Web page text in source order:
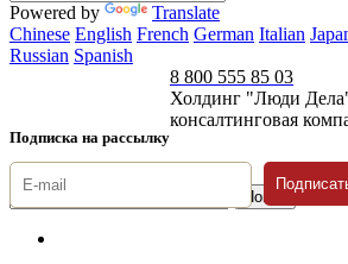
Powered by
Translate
Chinese English French German Italian
Russian Spanish
Подписка на рассылку
8 800 555 85 03
Холдинг "Люди
консалтинговая